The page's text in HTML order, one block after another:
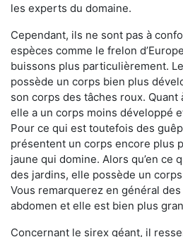
les experts du domaine.
Cependant, ils ne sont pas à
espèces comme le frelon
buissons plus particulièrement.
possède un corps bien plus
son corps des tâches roux. Quant
elle a un corps moins développé
Pour ce qui est toutefois des
présentent un corps encore plus
jaune qui domine. Alors qu’en ce
des jardins, elle possède un
Vous remarquerez en général
abdomen et elle est bien plus
Concernant le sirex géant, il